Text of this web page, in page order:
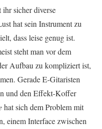
sicher diverse
hat sein Instrument zu
dass leise genug ist.
steht man vor dem
Aufbau zu kompliziert ist,
Gerade E-Gitaristen
und den Effekt-Koffer
hat sich dem Problem mit
einem Interface zwischen